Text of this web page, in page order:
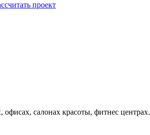
проект
офисах, салонах красоты, фитнес центрах.